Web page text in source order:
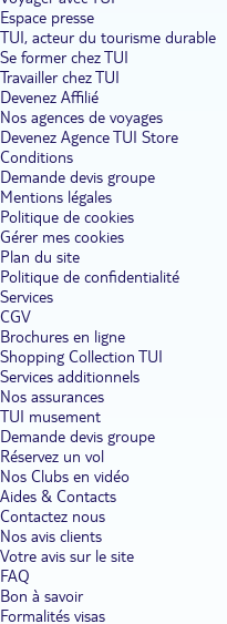
Espace presse
TUI, acteur du tourisme durable
Se former chez TUI
Travailler chez TUI
Devenez Affilié
Nos agences de voyages
Devenez Agence TUI Store
Conditions
Demande devis groupe
Mentions légales
Politique de cookies
Gérer mes cookies
Plan du site
Politique de confidentialité
Services
CGV
Brochures en ligne
Shopping Collection TUI
Services additionnels
Nos assurances
TUI musement
Demande devis groupe
Réservez un vol
Nos Clubs en vidéo
Aides & Contacts
Contactez nous
Nos avis clients
Votre avis sur le site
FAQ
Bon à savoir
Formalités visas